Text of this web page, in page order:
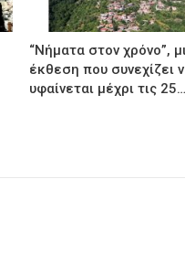
“Νήματα στον χρόνο”,
έκθεση που συνεχίζει
υφαίνεται μέχρι τις 25…